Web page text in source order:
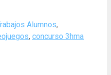
Alumnos,
, concurso 3hma